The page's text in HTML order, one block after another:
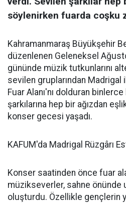
söylenirken fuarda coşku
Kahramanmaraş Büyükşehir
düzenlenen Geleneksel
gününde müzik tutkunlarını
sevilen gruplarından Madrigal
Fuar Alanı'nı dolduran
şarkılarına hep bir ağızdan
konser gecesi yaşadı.
KAFUM'da Madrigal Rüzgârı
Konser saatinden önce fuar
müzikseverler, sahne önünde
oluşturdu. Özellikle gençlerin